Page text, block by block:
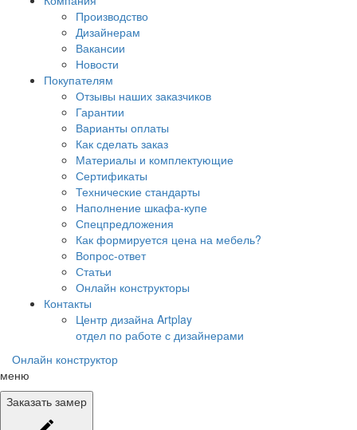
Производство
Дизайнерам
Вакансии
Новости
Покупателям
Отзывы наших заказчиков
Гарантии
Варианты оплаты
Как сделать заказ
Материалы и комплектующие
Сертификаты
Технические стандарты
Наполнение шкафа-купе
Спецпредложения
Как формируется цена на мебель?
Вопрос-ответ
Статьи
Онлайн конструкторы
Контакты
Центр дизайна Artplay
отдел по работе с дизайнерами
Онлайн конструктор
меню
Заказать замер